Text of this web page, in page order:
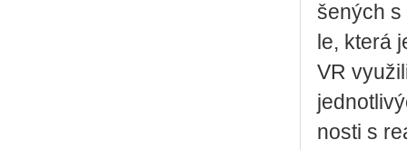
še­ných s
le, která
VR
nos­ti s